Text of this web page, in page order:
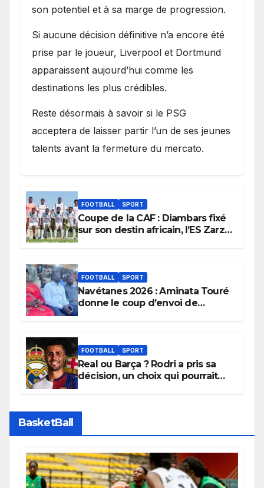
son potentiel et à sa marge de progression.
Si aucune décision définitive n’a encore été
prise par le joueur, Liverpool et Dortmund
apparaissent aujourd’hui comme les
destinations les plus crédibles.
Reste désormais à savoir si le PSG
acceptera de laisser partir l’un de ses jeunes
talents avant la fermeture du mercato.
FOOTBALL SPORT
Coupe de la CAF : Diambars fixé
sur son destin africain, l’ES Zarzis
FOOTBALL SPORT
Navétanes 2026 : Aminata Touré
donne le coup d’envoi de
apaisées.
FOOTBALL SPORT
Real ou Barça ? Rodri a pris sa
décision, un choix qui pourrait
BasketBall